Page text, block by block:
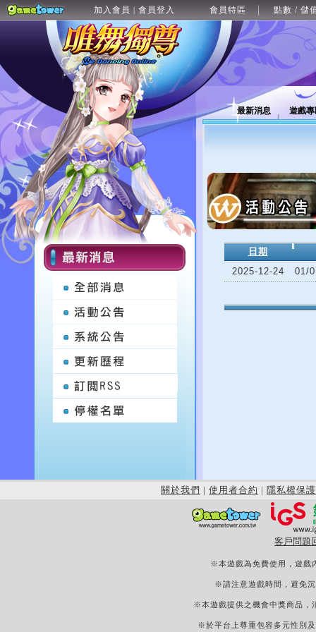
加入會員 | 會員登入 會員特區 點數 / 儲
最新消息 遊戲
日期
2025-12-24
01/
關於我們 | 使用者合約 | 隱私權保護
客戶問題
※本遊戲為免費使用，遊戲
※請注意遊戲時間，避免
※本遊戲提供之機會中獎商品，
※於平台上尊重包容多元性別